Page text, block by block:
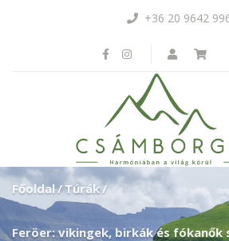
+36 20 9642
Főoldal Túrák
Feröer: vikingek, birkák és fókanők